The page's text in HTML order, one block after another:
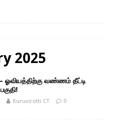
2025
ஓவியத்திற்கு வண்ணம் தீட்டி
Kuruvirotti CT 0